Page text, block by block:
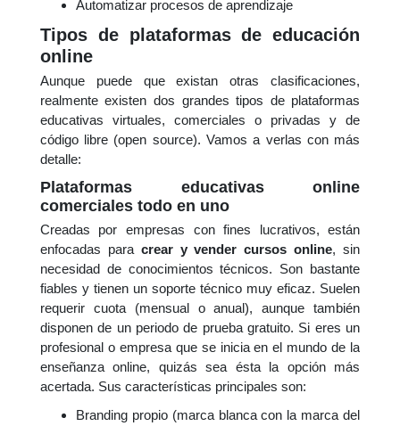
Automatizar procesos de aprendizaje
Tipos de plataformas de educación
online
Aunque puede que existan otras clasificaciones,
realmente existen dos grandes tipos de plataformas
educativas virtuales, comerciales o privadas y de
código libre (open source). Vamos a verlas con más
detalle:
Plataformas educativas online
comerciales todo en uno
Creadas por empresas con fines lucrativos, están
enfocadas para crear y vender cursos online, sin
necesidad de conocimientos técnicos. Son bastante
fiables y tienen un soporte técnico muy eficaz. Suelen
requerir cuota (mensual o anual), aunque también
disponen de un periodo de prueba gratuito. Si eres un
profesional o empresa que se inicia en el mundo de la
enseñanza online, quizás sea ésta la opción más
acertada. Sus características principales son:
Branding propio (marca blanca con la marca del